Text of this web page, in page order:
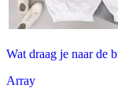
Wat draag je naar de
Array